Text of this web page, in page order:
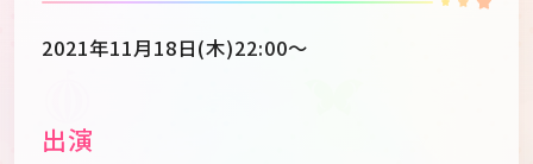
2021年11月18日(木)22:00～
出演